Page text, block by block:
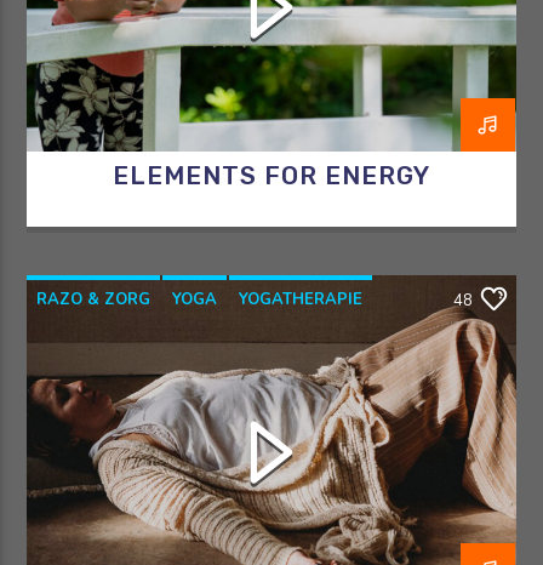
ELEMENTS FOR ENERGY
RAZO & ZORG YOGA
YOGATHERAPIE
YOGAWITHBIDDY
48